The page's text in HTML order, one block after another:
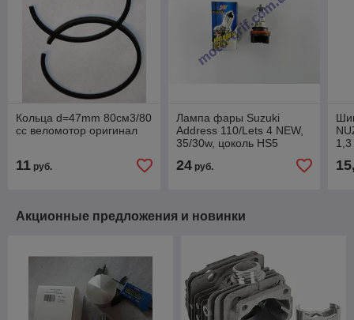
Кольца d=47mm 80см3/80
сс веломотор оригинал
11 руб.
Лампа фары Suzuki
Address 110/Lets 4 NEW,
35/30w, цоколь HS5
24руб.
Акционные предложения и новинки